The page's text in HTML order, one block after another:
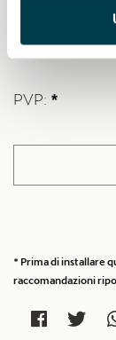
ECONYL®
provenienti da
PVP: *
* Prima di installare
raccomandazioni